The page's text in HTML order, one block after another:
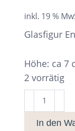
inkl. 19 %
Glasfigur
Höhe: ca 7
2 vorrätig
Glasfigur
Ente
weißIn den